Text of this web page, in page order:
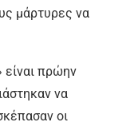
μάρτυρες να
είναι πρώην
να
οι